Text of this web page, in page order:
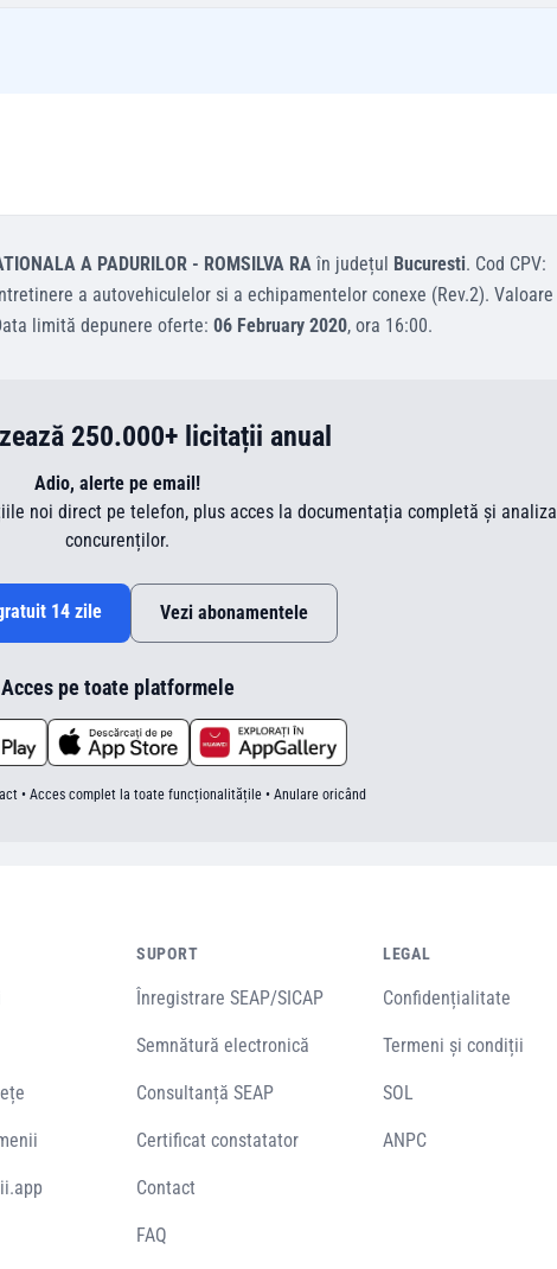
A PADURILOR - ROMSILVA RAîn județul Bucuresti. Cod CPV:
a autovehiculelor si a echipamentelor conexe (Rev.2). Valoare
limită depunere oferte: 06 February 2020, ora 16:00.
250.000+ licitații anual
Adio, alerte pe email!
noi direct pe telefon, plus acces la documentația completă și analiza
concurenților.
14 zile Vezi abonamentele
Acces pe toate platformele
• Acces complet la toate funcționalitățile • Anulare oricând
SUPORT
Înregistrare SEAP/SICAP
Semnătură electronică
Consultanță SEAP
Certificat constatator
Contact
FAQ
LEGAL
Confidențialitate
Termeni și condiții
SOL
ANPC